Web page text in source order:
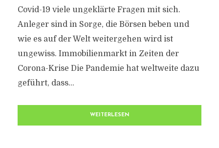
Covid-19 viele ungeklärte Fragen mit sich.
Anleger sind in Sorge, die Börsen beben und
wie es auf der Welt weitergehen wird ist
ungewiss. Immobilienmarkt in Zeiten der
Corona-Krise Die Pandemie hat weltweite dazu
geführt, dass...
WEITERLESEN